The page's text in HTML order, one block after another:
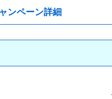
ンペーン詳細